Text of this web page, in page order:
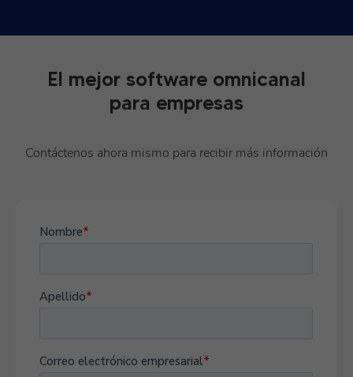
El mejor software omnicanal
para empresas
Contáctenos ahora mismo para recibir más información